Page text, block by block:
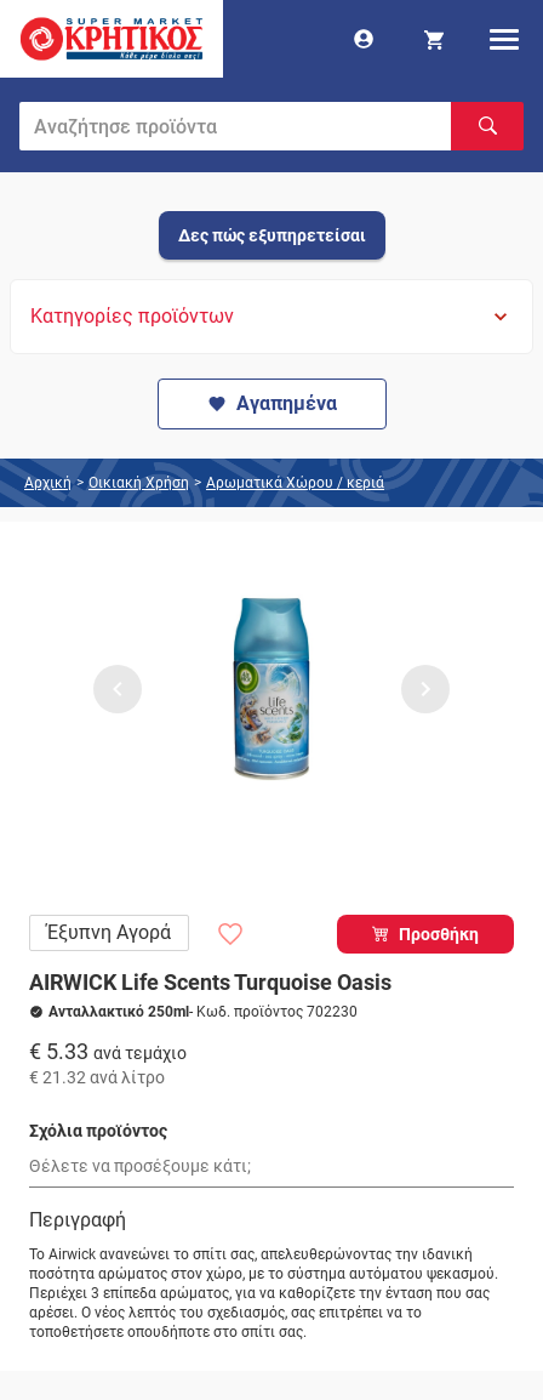
Δες πώς εξυπηρετείσαι
Κατηγορίες προϊόντων
Αγαπημένα
Αρχική > Οικιακή Χρήση > Αρωματικά Χώρου / κεριά
Έξυπνη Αγορά Προσθήκη
AIRWICK Life Scents Turquoise Oasis
Ανταλλακτικό 250ml - Κωδ. προϊόντος 702230
€ 5.33 ανά τεμάχιο
€ 21.32 ανά λίτρο
Σχόλια προϊόντος
Περιγραφή
Το Airwick ανανεώνει το σπίτι σας, απελευθερώνοντας την ιδανική
ποσότητα αρώματος στον χώρο, με το σύστημα αυτόματου ψεκασμού.
Περιέχει 3 επίπεδα αρώματος, για να καθορίζετε την ένταση που σας
αρέσει. Ο νέος λεπτός του σχεδιασμός, σας επιτρέπει να το
τοποθετήσετε οπουδήποτε στο σπίτι σας.